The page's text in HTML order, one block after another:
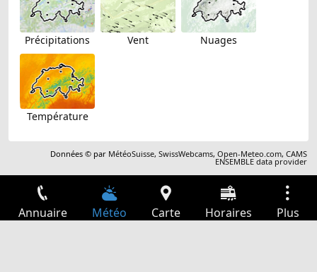
Précipitations Vent Nuages
Température
Données © par MétéoSuisse,SwissWebcams,Open-Meteo.com,CAMS
ENSEMBLE data provider
Annuaire Météo Carte Horaires Plus